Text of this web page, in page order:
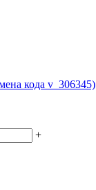
кода v_306345)
+